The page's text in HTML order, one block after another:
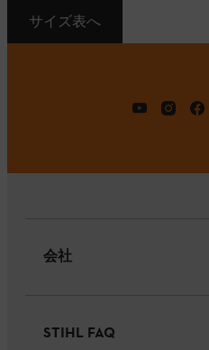
サイズ表へ
会社
STIHL FAQ